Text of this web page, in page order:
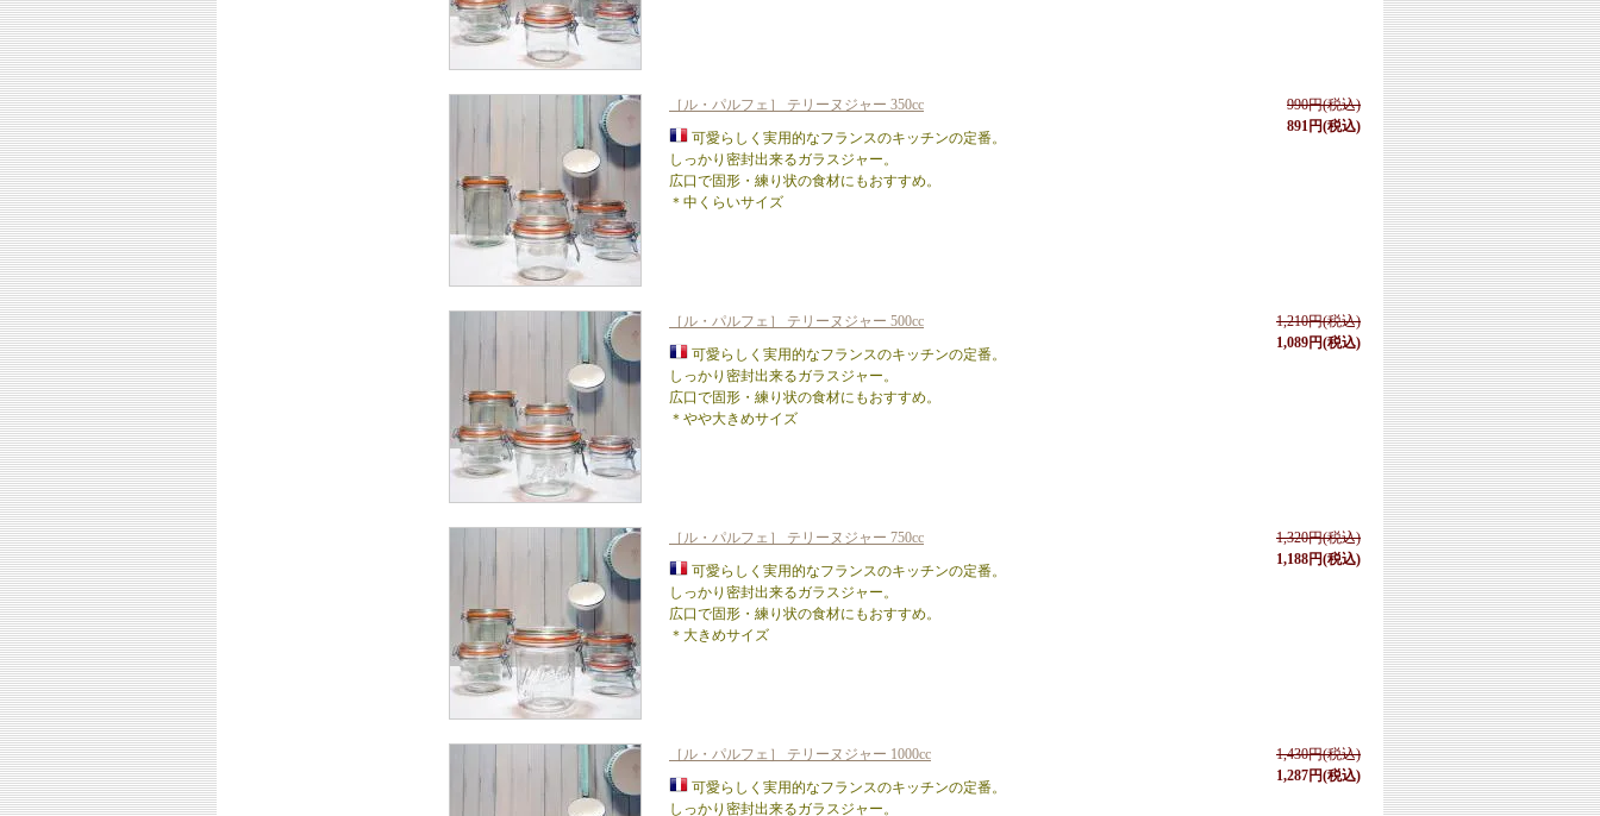
990円(税込)
891円(税込)
［ル・パルフェ］ テリーヌジャー 350cc
可愛らしく実用的なフランスのキッチンの定番。
しっかり密封出来るガラスジャー。
広口で固形・練り状の食材にもおすすめ。
＊中くらいサイズ
1,210円(税込)
1,089円(税込)
［ル・パルフェ］ テリーヌジャー 500cc
可愛らしく実用的なフランスのキッチンの定番。
しっかり密封出来るガラスジャー。
広口で固形・練り状の食材にもおすすめ。
＊やや大きめサイズ
1,320円(税込)
1,188円(税込)
［ル・パルフェ］ テリーヌジャー 750cc
可愛らしく実用的なフランスのキッチンの定番。
しっかり密封出来るガラスジャー。
広口で固形・練り状の食材にもおすすめ。
＊大きめサイズ
1,430円(税込)
1,287円(税込)
［ル・パルフェ］ テリーヌジャー 1000cc
可愛らしく実用的なフランスのキッチンの定番。
しっかり密封出来るガラスジャー。